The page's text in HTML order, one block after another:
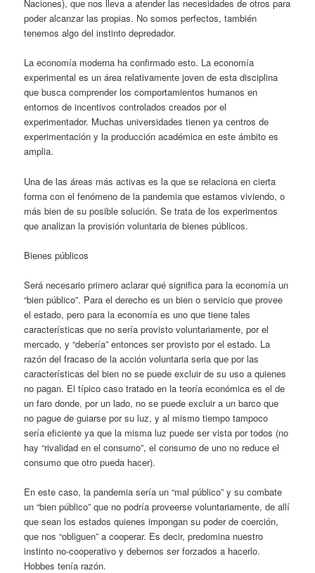
Naciones), que nos lleva a atender las necesidades de otros para
poder alcanzar las propias. No somos perfectos, también
tenemos algo del instinto depredador.
La economía moderna ha confirmado esto. La economía
experimental es un área relativamente joven de esta disciplina
que busca comprender los comportamientos humanos en
entornos de incentivos controlados creados por el
experimentador. Muchas universidades tienen ya centros de
experimentación y la producción académica en este ámbito es
amplia.
Una de las áreas más activas es la que se relaciona en cierta
forma con el fenómeno de la pandemia que estamos viviendo, o
más bien de su posible solución. Se trata de los experimentos
que analizan la provisión voluntaria de bienes públicos.
Bienes públicos
Será necesario primero aclarar qué significa para la economía un
“bien público”. Para el derecho es un bien o servicio que provee
el estado, pero para la economía es uno que tiene tales
características que no sería provisto voluntariamente, por el
mercado, y “debería” entonces ser provisto por el estado. La
razón del fracaso de la acción voluntaria seria que por las
características del bien no se puede excluir de su uso a quienes
no pagan. El típico caso tratado en la teoría económica es el de
un faro donde, por un lado, no se puede excluir a un barco que
no pague de guiarse por su luz, y al mismo tiempo tampoco
sería eficiente ya que la misma luz puede ser vista por todos (no
hay “rivalidad en el consumo”, el consumo de uno no reduce el
consumo que otro pueda hacer).
En este caso, la pandemia sería un “mal público” y su combate
un “bien público” que no podría proveerse voluntariamente, de allí
que sean los estados quienes impongan su poder de coerción,
que nos “obliguen” a cooperar. Es decir, predomina nuestro
instinto no-cooperativo y debemos ser forzados a hacerlo.
Hobbes tenía razón.